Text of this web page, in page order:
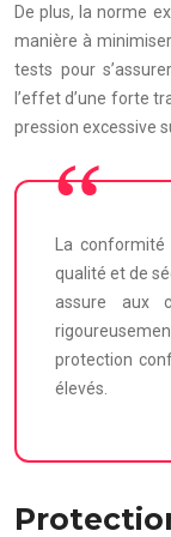
De plus, la norme
manière à
tests pour
l’effet d’une forte
pression excessive
La conformité
qualité et de
assure aux
protection
élevés.